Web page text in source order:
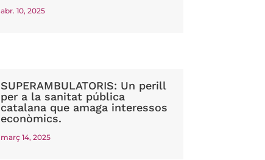
abr. 10, 2025
SUPERAMBULATORIS: Un perill
per a la sanitat pública
catalana que amaga interessos
econòmics.
març 14, 2025